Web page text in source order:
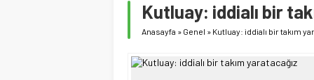
Fenerbahçe Kadın
Efor Çay’dan Futbola
Kutluay: iddialı bir
Anasayfa » Genel » Kutluay: iddialı bir takım